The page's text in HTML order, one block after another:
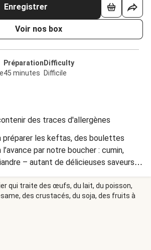
Enregistrer
Voir nos box
Préparation
45 minutes
Difficulty
Difficile
des traces d'allergènes
préparer les keftas, des boulettes
par notre boucher : cumin,
– autant de délicieuses saveurs
qui traite des œufs, du lait, du poisson,
des crustacés, du soja, des fruits à